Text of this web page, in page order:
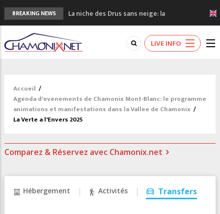
BREAKING NEWS
La niche des Drus sans neige: la
sécheresse en haute montagne
3 bonnes raisons pour visiter le nouveau
Musée du Mont-Blanc
Accidents en montagne: 3 personnes sont
à pied à Chamonix
3eme Chamonix Vallée Classics Festival
LIVE INFO
Accueil /
Agenda d'evenements de Chamonix Mont-Blanc: le programme
animations et manifestations dans la Vallee de Chamonix /
La Verte a l'Envers 2025
Comparez & Réservez avec Chamonix.net
Hébergement Activités Transfers